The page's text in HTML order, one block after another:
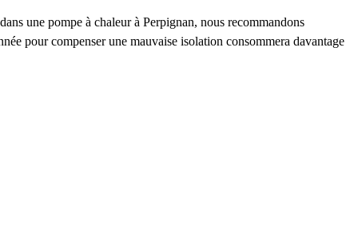
une pompe à chaleur à Perpignan, nous recommandons
pour compenser une mauvaise isolation consommera davantage